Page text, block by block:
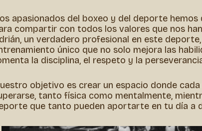
apasionados del boxeo y del deporte
compartir con todos los valores que nos
un verdadero profesional en este
único que no solo mejora las
la disciplina, el respeto y la
objetivo es crear un espacio donde
tanto física como mentalmente,
que tanto pueden aportarte en tu día a